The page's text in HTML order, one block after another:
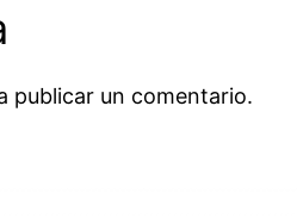
publicar un comentario.